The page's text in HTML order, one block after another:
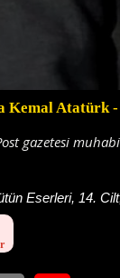
Kemal Atatürk-
gazetesi
Eserleri, 14.